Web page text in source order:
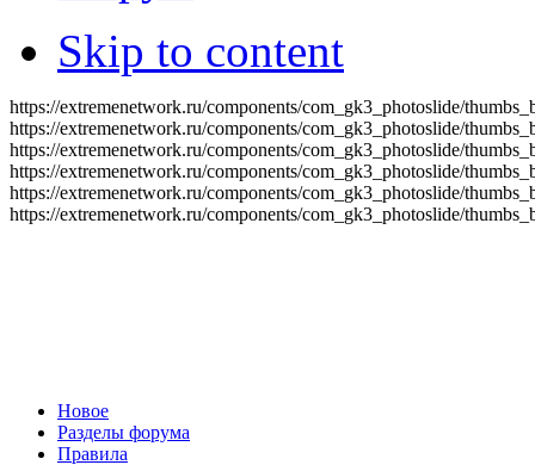
Skip to content
https://extremenetwork.ru/components/com_gk3_photoslide/
https://extremenetwork.ru/components/com_gk3_photoslide/
https://extremenetwork.ru/components/com_gk3_photoslide/
https://extremenetwork.ru/components/com_gk3_photoslide/
https://extremenetwork.ru/components/com_gk3_photoslide/
https://extremenetwork.ru/components/com_gk3_photoslide/
Новое
Разделы форума
Правила